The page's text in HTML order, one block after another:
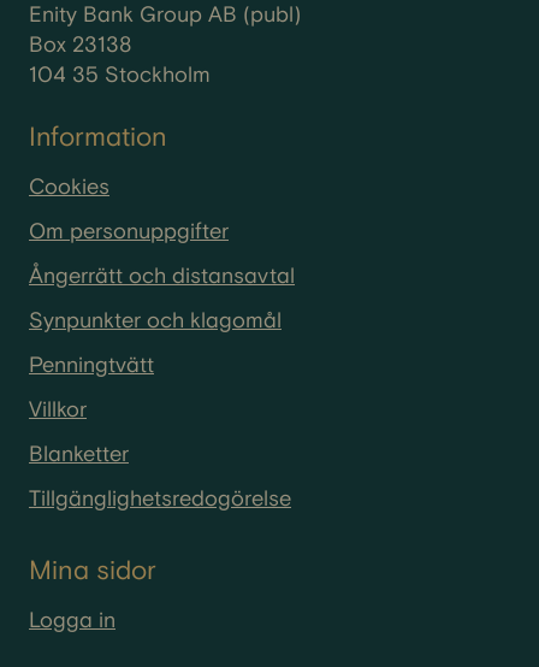
Enity Bank Group AB (publ)
Box 23138
104 35 Stockholm
Information
Cookies
Om personuppgifter
Ångerrätt och distansavtal
Synpunkter och klagomål
Penningtvätt
Villkor
Blanketter
Tillgänglighetsredogörelse
Mina sidor
Logga in